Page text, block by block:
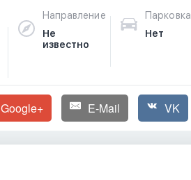
Направление
Не
известно
Парковка
Нет
Google+ E-Mail VK